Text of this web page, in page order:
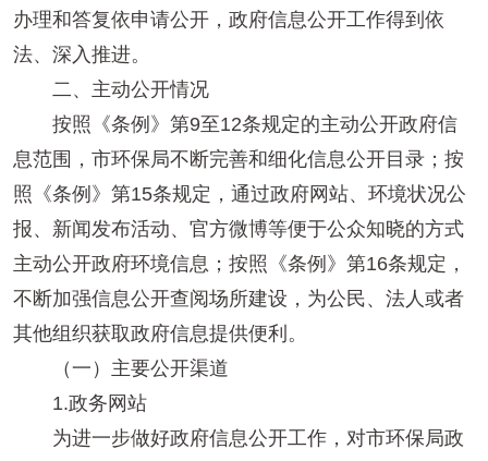
办理和答复依申请公开，政府信息公开工作得到依
法、深入推进。
二、主动公开情况
按照《条例》第9至12条规定的主动公开政府信
息范围，市环保局不断完善和细化信息公开目录；按
照《条例》第15条规定，通过政府网站、环境状况公
报、新闻发布活动、官方微博等便于公众知晓的方式
主动公开政府环境信息；按照《条例》第16条规定，
不断加强信息公开查阅场所建设，为公民、法人或者
其他组织获取政府信息提供便利。
（一）主要公开渠道
1.政务网站
为进一步做好政府信息公开工作，对市环保局政